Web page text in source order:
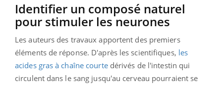
Identifier un composé naturel
pour stimuler les neurones
Les auteurs des travaux apportent des premiers
éléments de réponse. D'après les scientifiques, les
acides gras à chaîne courtedérivés de l'intestin qui
circulent dans le sang jusqu'au cerveau pourraient se